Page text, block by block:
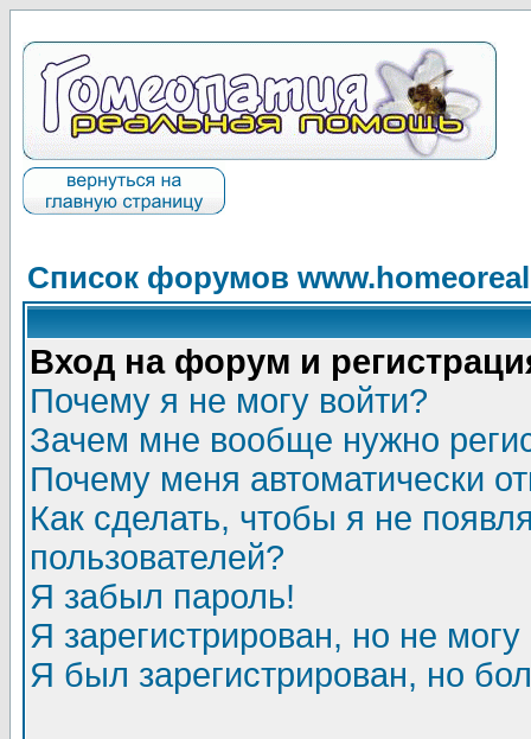
Список форумов
Вход на форум и
Почему я не могу войти?
Зачем мне вообще нужно
Почему меня автоматически
Как сделать, чтобы я не
пользователей?
Я забыл пароль!
Я зарегистрирован, но не могу
Я был зарегистрирован, но